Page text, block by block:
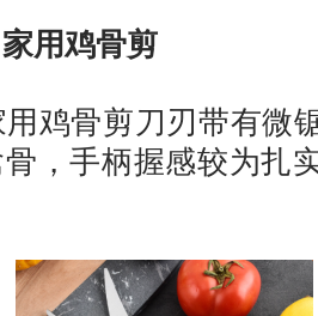
用鸡骨剪
骨剪刀刃带有微
，手柄握感较为扎